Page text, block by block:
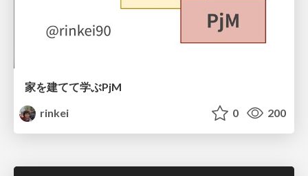
家を建てて学ぶPjM
rinkei
0 200